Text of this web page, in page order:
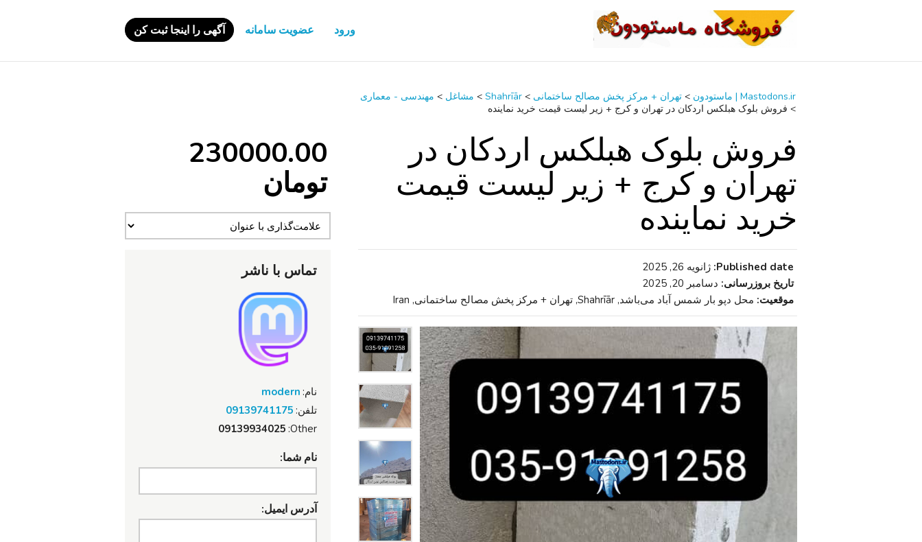
ورود عضویت سامانه آگهی را اینجا ثبت کن
Mastodons.ir | ماستودون > تهران + مرکز پخش مصالح ساختمانی >
Shahrīār
> مشاغل > مهندسی - معماری
> فروش بلوک هبلکس اردکان در تهران و کرج + زیر لیست قیمت خرید نماینده
فروش بلوک هبلکس اردکان در
تهران و کرج + زیر لیست قیمت
خرید نماینده
Published date: ژانویه 26, 2025
تاریخ بروزرسانی: دسامبر 20, 2025
موقعیت: محل دپو بار شمس آباد می‌باشد, Shahrīār, تهران + مرکز پخش مصالح ساختمانی, Iran
230000.00
تومان
تماس با ناشر
نام: modern
تلفن: 09139741175
Other:
09139934025
نام شما:
آدرس ایمیل: